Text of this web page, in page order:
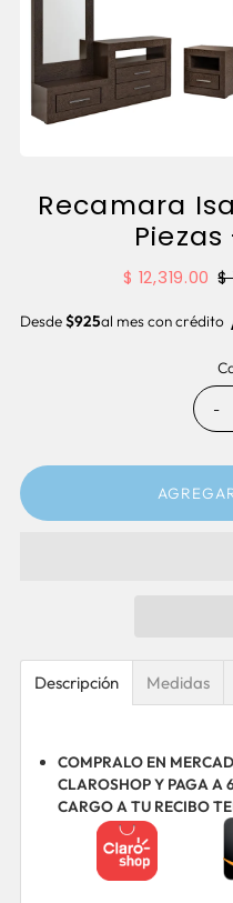
Recamara
$ 12,319.00 $
Desde$925al mes con crédito
-
Descripción Medidas
COMPRALO EN
CLAROSHOP Y PAGA A
CARGO A TU RECIBO